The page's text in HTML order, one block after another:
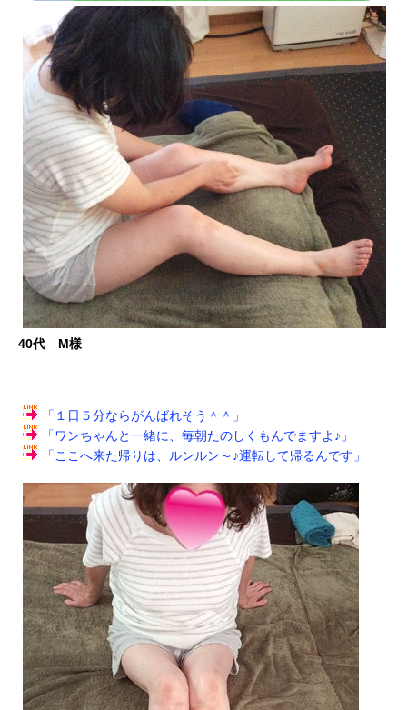
40代 M様
「１日５分ならがんばれそう＾＾」
「ワンちゃんと一緒に、毎朝たのしくもんでますよ♪」
「ここへ来た帰りは、ルンルン～♪運転して帰るんです」